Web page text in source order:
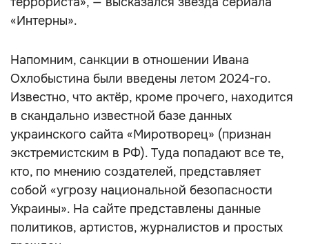
«Интерны».
Напомним, санкции в отношении Ивана
Охлобыстина были введены летом 2024-го.
Известно, что актёр, кроме прочего, находится
в скандально известной базе данных
украинского сайта «Миротворец» (признан
экстремистским в РФ). Туда попадают все те,
кто, по мнению создателей, представляет
собой «угрозу национальной безопасности
Украины». На сайте представлены данные
политиков, артистов, журналистов и простых